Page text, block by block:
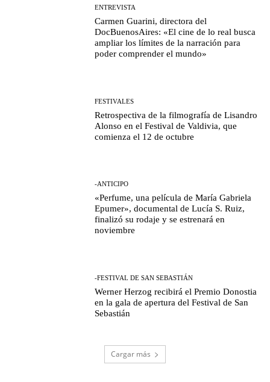
ENTREVISTA
Carmen Guarini, directora del
DocBuenosAires: «El cine de lo real busca
ampliar los límites de la narración para
poder comprender el mundo»
FESTIVALES
Retrospectiva de la filmografía de Lisandro
Alonso en el Festival de Valdivia, que
comienza el 12 de octubre
-ANTICIPO
«Perfume, una película de María Gabriela
Epumer», documental de Lucía S. Ruiz,
finalizó su rodaje y se estrenará en
noviembre
-FESTIVAL DE SAN SEBASTIÁN
Werner Herzog recibirá el Premio Donostia
en la gala de apertura del Festival de San
Sebastián
Cargar más